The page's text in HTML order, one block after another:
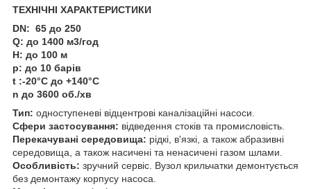
ТЕХНІЧНІ ХАРАКТЕРИСТИКИ
DN: 65 до 250
Q: до 1400 м3/год
H: до 100 м
p: до 10 барів
t :-20°C до +140°C
n до 3600 об./хв
Тип: одноступеневі відцентрові каналізаційні насоси.
Сфери застосування: відведення стоків та промисловість.
Перекачувані середовища: рідкі, в'язкі, а також абразивні
середовища, а також насичені та ненасичені газом шлами.
Особливість: зручний сервіс. Вузол крильчатки демонтується
без демонтажу корпусу насоса.